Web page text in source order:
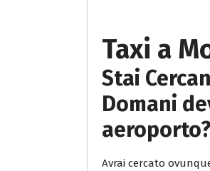
Taxi a
Stai
Domani
aeroporto?
Avrai cercato